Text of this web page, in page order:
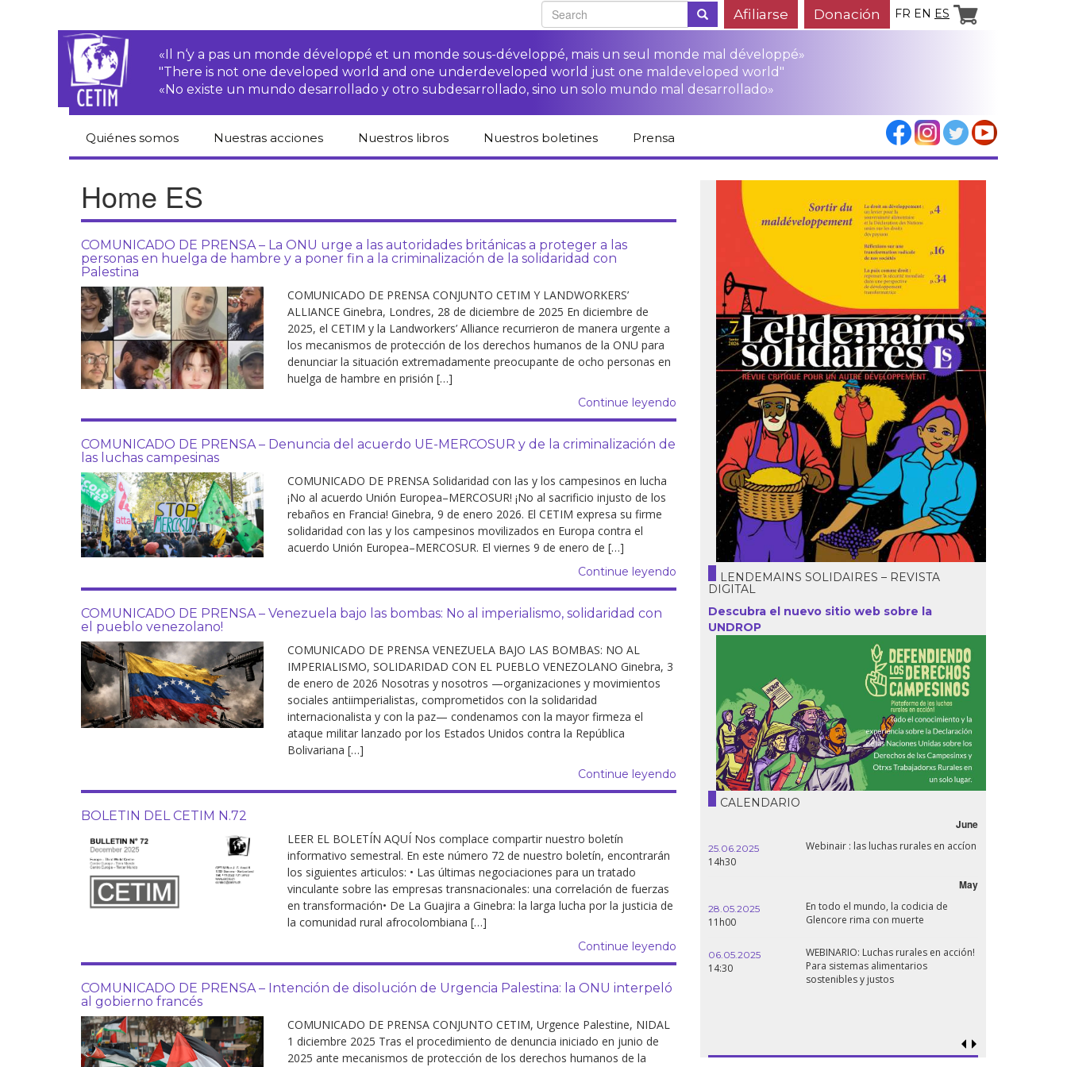
Afiliarse Donación FR EN ES
«Il n‘y a pas un monde développé et un monde sous-développé, mais un seul monde mal développé»
"There is not one developed world and one underdeveloped world just one maldeveloped world"
«No existe un mundo desarrollado y otro subdesarrollado, sino un solo mundo mal desarrollado»
Quiénes somos
Equipo
Newsletters
Informes de
actividades
Estatutos
Nuestras acciones
Acceso a la justicia
para las·os
Fichas de formación
sobre los derechos
de las·os
campesinas·os
Empresas Campaña Stop
ETNs
para las víctimas de
las ETNs
Derechos
económicos, sociales
y culturales
Derecho al
desarrollo
Por país Argentina
Brasil
Chile
España
Francia
Guatemala
Nigeria
Palestina
Peru
Siria
Turquía
Venezuela
Declaraciones en la
ONU
Conferencias
Nuestros libros
derechos humanos humanos
Nuestros boletines Prensa
Revista de prensa
Home ES
COMUNICADO DE PRENSA – La ONU urge a las autoridades británicas a proteger a las
personas en huelga de hambre y a poner fin a la criminalización de la solidaridad con
Palestina
COMUNICADO DE PRENSA CONJUNTO CETIM Y LANDWORKERS’
ALLIANCE Ginebra, Londres, 28 de diciembre de 2025 En diciembre de
2025, el CETIM y la Landworkers’ Alliance recurrieron de manera urgente a
los mecanismos de protección de los derechos humanos de la ONU para
denunciar la situación extremadamente preocupante de ocho personas en
huelga de hambre en prisión […]
Continue leyendo
COMUNICADO DE PRENSA – Denuncia del acuerdo UE-MERCOSUR y de la criminalización de
las luchas campesinas
COMUNICADO DE PRENSA Solidaridad con las y los campesinos en lucha
¡No al acuerdo Unión Europea–MERCOSUR! ¡No al sacrificio injusto de los
rebaños en Francia! Ginebra, 9 de enero 2026. El CETIM expresa su firme
solidaridad con las y los campesinos movilizados en Europa contra el
acuerdo Unión Europea–MERCOSUR. El viernes 9 de enero de […]
Continue leyendo
COMUNICADO DE PRENSA – Venezuela bajo las bombas: No al imperialismo, solidaridad con
el pueblo venezolano!
COMUNICADO DE PRENSA VENEZUELA BAJO LAS BOMBAS: NO AL
IMPERIALISMO, SOLIDARIDAD CON EL PUEBLO VENEZOLANO Ginebra, 3
de enero de 2026 Nosotras y nosotros —organizaciones y movimientos
sociales antiimperialistas, comprometidos con la solidaridad
internacionalista y con la paz— condenamos con la mayor firmeza el
ataque militar lanzado por los Estados Unidos contra la República
Bolivariana […]
Continue leyendo
BOLETIN DEL CETIM N.72
LEER EL BOLETÍN AQUÍ Nos complace compartir nuestro boletín
informativo semestral. En este número 72 de nuestro boletín, encontrarán
los siguientes articulos: • Las últimas negociaciones para un tratado
vinculante sobre las empresas transnacionales: una correlación de fuerzas
en transformación• De La Guajira a Ginebra: la larga lucha por la justicia de
la comunidad rural afrocolombiana […]
Continue leyendo
COMUNICADO DE PRENSA – Intención de disolución de Urgencia Palestina: la ONU interpeló
al gobierno francés
COMUNICADO DE PRENSA CONJUNTO CETIM, Urgence Palestine, NIDAL
1 diciembre 2025 Tras el procedimiento de denuncia iniciado en junio de
2025 ante mecanismos de protección de los derechos humanos de la
LENDEMAINS SOLIDAIRES – REVISTA
DIGITAL
Descubra el nuevo sitio web sobre la
UNDROP
CALENDARIO
June
25.06.2025
14h30
Webinair : las luchas rurales en accíon
May
28.05.2025
11h00
En todo el mundo, la codicia de
Glencore rima con muerte
06.05.2025
14:30
WEBINARIO: Luchas rurales en acción!
Para sistemas alimentarios
sostenibles y justos